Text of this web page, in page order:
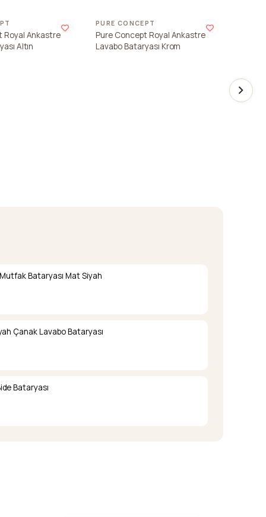
Royal Ankastre
Altın
PURE CONCEPT
Pure Concept Royal Ankastre
Lavabo Bataryası Krom
Bataryası Mat Siyah
Çanak Lavabo Bataryası
Bataryası